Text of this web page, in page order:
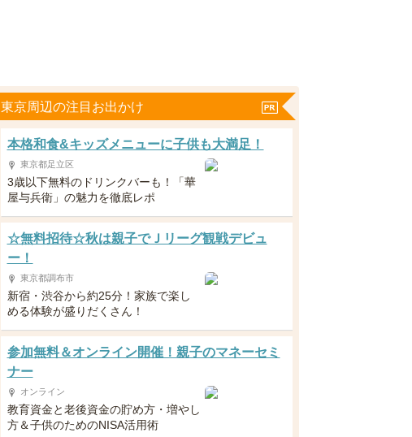
東京周辺の注目お出かけ
本格和食&キッズメニューに子供も大満足！
東京都足立区
3歳以下無料のドリンクバーも！「華
屋与兵衛」の魅力を徹底レポ
☆無料招待☆秋は親子でＪリーグ観戦デビュ
ー！
東京都調布市
新宿・渋谷から約25分！家族で楽し
める体験が盛りだくさん！
参加無料＆オンライン開催！親子のマネーセミ
ナー
オンライン
教育資金と老後資金の貯め方・増やし
方＆子供のためのNISA活用術